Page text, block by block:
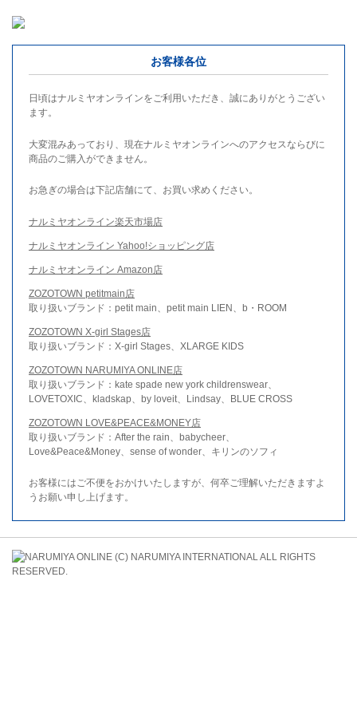
お客様各位
日頃はナルミヤオンラインをご利用いただき、誠にありがとうござい
ます。
大変混みあっており、現在ナルミヤオンラインへのアクセスならびに
商品のご購入ができません。
お急ぎの場合は下記店舗にて、お買い求めください。
ナルミヤオンライン楽天市場店
ナルミヤオンライン Yahoo!ショッピング店
ナルミヤオンライン Amazon店
ZOZOTOWN petitmain店
取り扱いブランド：petit main、petit main LIEN、b・ROOM
ZOZOTOWN X-girl Stages店
取り扱いブランド：X-girl Stages、XLARGE KIDS
ZOZOTOWN NARUMIYA ONLINE店
取り扱いブランド：kate spade new york childrenswear、
LOVETOXIC、kladskap、by loveit、Lindsay、BLUE CROSS
ZOZOTOWN LOVE&PEACE&MONEY店
取り扱いブランド：After the rain、babycheer、
Love&Peace&Money、sense of wonder、キリンのソフィ
お客様にはご不便をおかけいたしますが、何卒ご理解いただきますよ
うお願い申し上げます。